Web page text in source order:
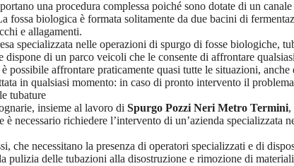
una procedura complessa poiché sono dotate di un
biologica è formata solitamente da due bacini di
e allagamenti.
specializzata nelle operazioni di spurgo di fosse biologiche,
di un parco veicoli che le consente di affrontare
affrontare praticamente quasi tutte le situazioni,
in qualsiasi momento: in caso di pronto intervento il
tubature
insieme al lavoro di Spurgo Pozzi Neri Metro Termini,
necessario richiedere l’intervento di un’azienda
che necessitano la presenza di operatori specializzati e di
pulizia delle tubazioni alla disostruzione e rimozione di